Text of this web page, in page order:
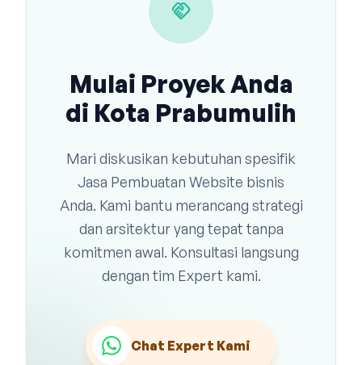
handshake
Mulai Proyek Anda
di Kota Prabumulih
Mari diskusikan kebutuhan spesifik
Jasa Pembuatan Website bisnis
Anda. Kami bantu merancang strategi
dan arsitektur yang tepat tanpa
komitmen awal. Konsultasi langsung
dengan tim Expert kami.
Chat Expert Kami